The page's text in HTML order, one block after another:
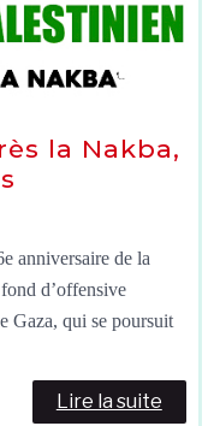
la Nakba,
anniversaire de la
d’offensive
Gaza, qui se poursuit
Lire la suite